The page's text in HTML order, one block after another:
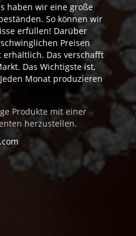
haben wir eine große
So können wir
erfüllen! Darüber
Preisen
Das verschafft
Das Wichtigste ist,
Monat produzieren
Produkte mit einer
herzustellen.